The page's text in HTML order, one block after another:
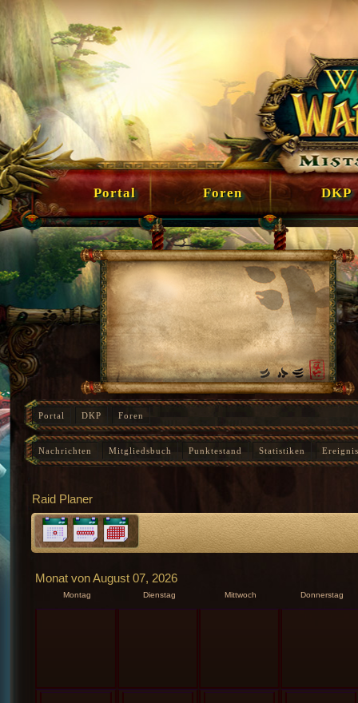
Portal Foren DKP
Portal DKP Foren
Nachrichten Mitgliedsbuch Punktestand Statistiken
Raid Planer
Monat von August 07, 2026
Montag Dienstag Mittwoch Donnerstag